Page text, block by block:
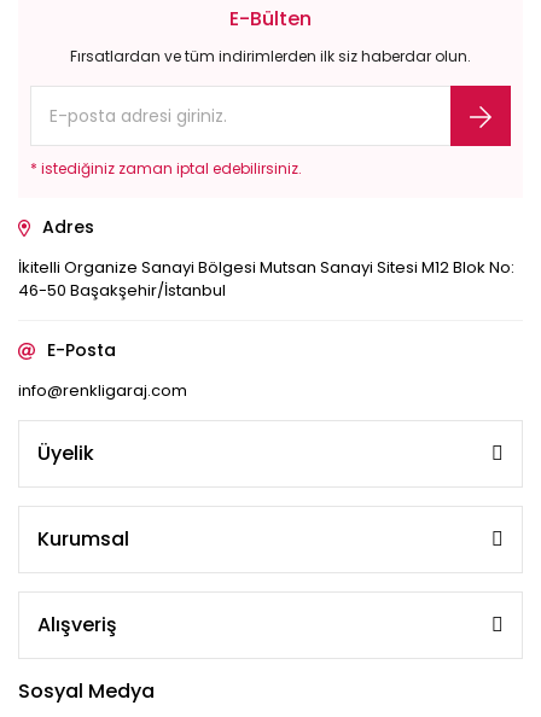
E-Bülten
Fırsatlardan ve tüm indirimlerden ilk siz haberdar olun.
* istediğiniz zaman iptal edebilirsiniz.
Adres
İkitelli Organize Sanayi Bölgesi Mutsan Sanayi Sitesi M12 Blok No:
46-50 Başakşehir/İstanbul
E-Posta
info@renkligaraj.com
Üyelik
Kurumsal
Alışveriş
Sosyal Medya